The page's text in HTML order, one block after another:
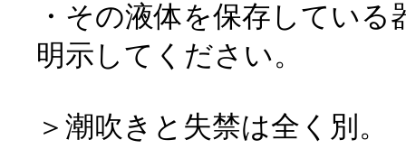
・その液体を保存している
明示してください。
＞潮吹きと失禁は全く別。